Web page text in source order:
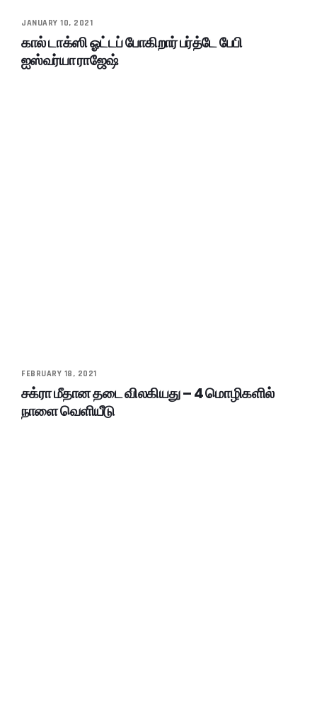
JANUARY 10, 2021
கால் டாக்ஸி ஓட்டப் போகிறார் பர்த்டே பேபி
ஐஸ்வர்யா ராஜேஷ்
FEBRUARY 18, 2021
சக்ரா மீதான தடை விலகியது – 4 மொழிகளில்
நாளை வெளியீடு